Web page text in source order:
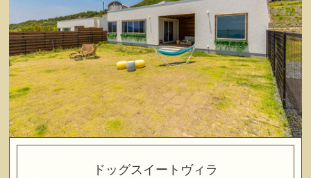
ドッグスイートヴィラ